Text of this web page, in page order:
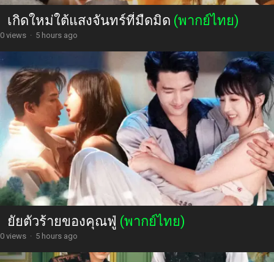
เกิดใหม่ใต้แสงจันทร์ที่มืดมิด (พากย์ไทย)
0 views · 5 hours ago
ยัยตัวร้ายของคุณฟู่ (พากย์ไทย)
0 views · 5 hours ago